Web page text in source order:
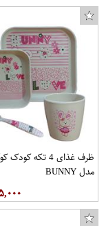
ظرف غذای 4 تکه
مدل BUNNY